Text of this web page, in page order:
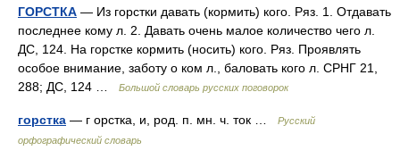
ГОРСТКА — Из горстки давать (кормить) кого. Ряз. 1. Отдавать
последнее кому л. 2. Давать очень малое количество чего л.
ДС, 124. На горстке кормить (носить) кого. Ряз. Проявлять
особое внимание, заботу о ком л., баловать кого л. СРНГ 21,
288; ДС, 124 …
Большой словарь русских поговорок
горстка — г орстка, и, род. п. мн. ч. ток …
Русский
орфографический словарь